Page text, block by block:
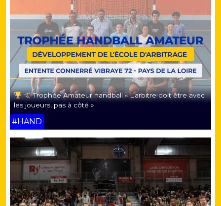
Trophée Amateur handball « L’arbitre doit être avec
les joueurs, pas à côté »
#HAND